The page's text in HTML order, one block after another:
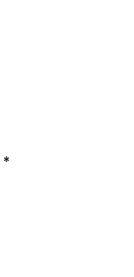
*Обязательно